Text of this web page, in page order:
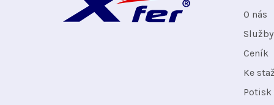
O nás
Služby
Ceník
Ke
Potisk